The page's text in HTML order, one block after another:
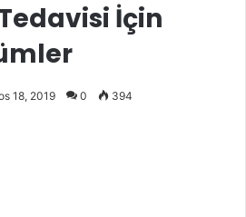
İçin
18, 2019 0 394